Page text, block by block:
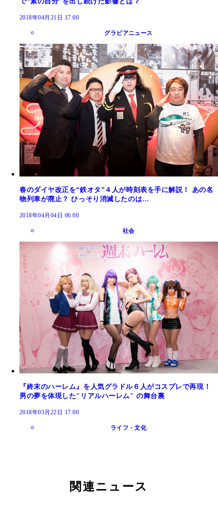
2018年04月21日 17:00
グラビアニュース
春のダイヤ改正を“鉄オタ”４人が時刻表を手に解説！ あの名
物列車が廃止？ ひっそり消滅したのは…
2018年04月04日 06:00
社会
『終末のハーレム』を人気グラドル６人がコスプレで再現！
男の夢を体現した"リアルハーレム" の舞台裏
2018年03月22日 17:00
ライフ・文化
関連ニュース